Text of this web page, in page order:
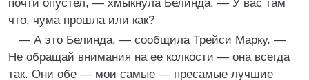
почти опустел, — хмыкнула Белинда. — У вас там
что, чума прошла или как?
— А это Белинда, — сообщила Трейси Марку. —
Не обращай внимания на ее колкости — она всегда
так. Они обе — мои самые — пресамые лучшие